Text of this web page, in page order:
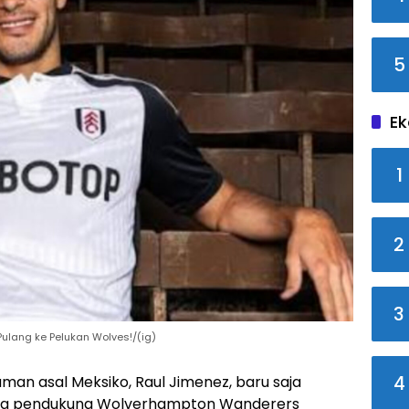
ke Pelukan Wolves!/(ig)
asal Meksiko, Raul Jimenez, baru saja
pendukung Wolverhampton Wanderers
5
1
2
3
4